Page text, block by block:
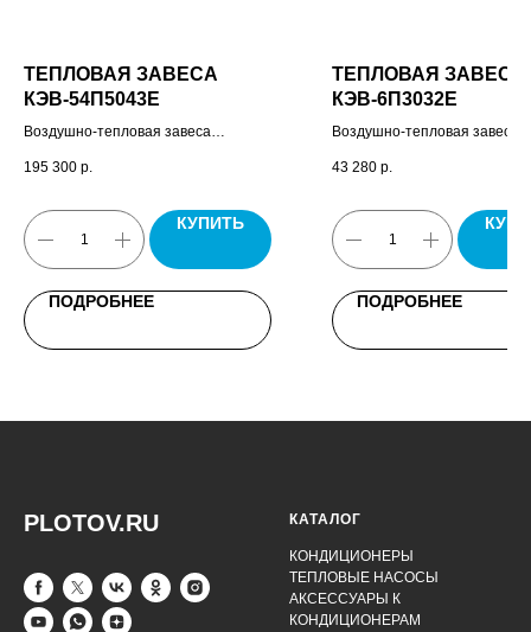
ТЕПЛОВАЯ ЗАВЕСА
КЭВ-54П5043Е
Воздушно-тепловая завеса
комплект крепежных кронштейнов,
195 300 р.
КУПИТЬ
ПОДРОБНЕЕ
ТЕПЛОВАЯ ЗАВЕСА
КЭВ-6П3032E
Воздушно-тепловая завеса
43 280 р.
ПОДРОБНЕЕ
PLOTOV.RU КАТАЛОГ
КОНДИЦИОНЕРЫ
ТЕПЛОВЫЕ НАСОСЫ
АКСЕССУАРЫ К
КОНДИЦИОНЕРАМ